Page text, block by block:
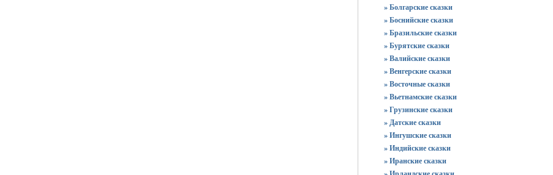
» Болгарские сказки
» Боснийские сказки
» Бразильские сказки
» Бурятские сказки
» Валийские сказки
» Венгерские сказки
» Восточные сказки
» Вьетнамские сказки
» Грузинские сказки
» Датские сказки
» Ингушские сказки
» Индийские сказки
» Иранские сказки